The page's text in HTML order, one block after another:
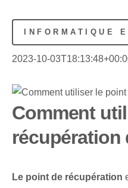
INFORMATIQUE
2023-10-
Comment
récupération
Le point de récupération